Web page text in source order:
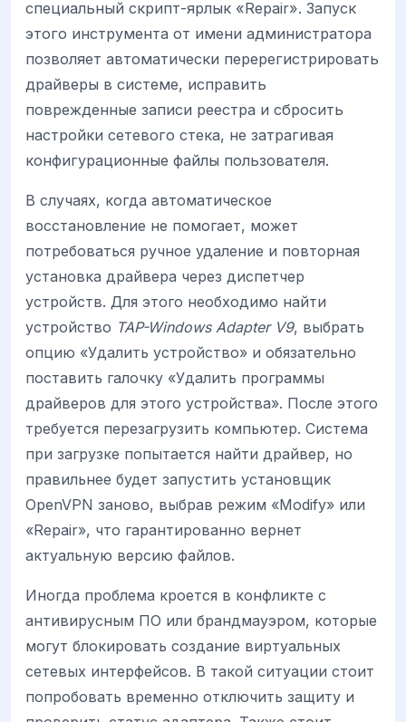
специальный скрипт-ярлык «Repair». Запуск
этого инструмента от имени администратора
позволяет автоматически перерегистрировать
драйверы в системе, исправить
поврежденные записи реестра и сбросить
настройки сетевого стека, не затрагивая
конфигурационные файлы пользователя.
В случаях, когда автоматическое
восстановление не помогает, может
потребоваться ручное удаление и повторная
установка драйвера через диспетчер
устройств. Для этого необходимо найти
устройство TAP-Windows Adapter V9, выбрать
опцию «Удалить устройство» и обязательно
поставить галочку «Удалить программы
драйверов для этого устройства». После этого
требуется перезагрузить компьютер. Система
при загрузке попытается найти драйвер, но
правильнее будет запустить установщик
OpenVPN заново, выбрав режим «Modify» или
«Repair», что гарантированно вернет
актуальную версию файлов.
Иногда проблема кроется в конфликте с
антивирусным ПО или брандмауэром, которые
могут блокировать создание виртуальных
сетевых интерфейсов. В такой ситуации стоит
попробовать временно отключить защиту и